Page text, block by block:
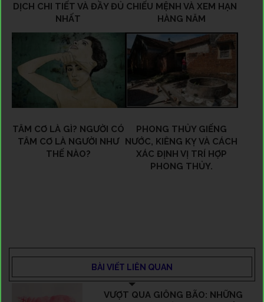
DỊCH CHI TIẾT VÀ ĐẦY ĐỦ
NHẤT
CHIẾU MỆNH VÀ XEM HẠN
HÀNG NĂM
TÂM CƠ LÀ GÌ? NGƯỜI CÓ
TÂM CƠ LÀ NGƯỜI NHƯ
THẾ NÀO?
PHONG THỦY GIẾNG
NƯỚC, KIÊNG KỴ VÀ CÁCH
XÁC ĐỊNH VỊ TRÍ HỢP
PHONG THỦY.
BÀI VIẾT LIÊN QUAN
VƯỢT QUA GIÔNG BÃO: NHỮNG